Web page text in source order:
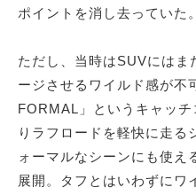
ポイントを消し去っていた。
ただし、当時はSUVにはま
ージさせるワイルド感が不
FORMAL」というキャッ
りラフロードを軽快に走る
ォーマルなシーンにも使え
展開。タフとはいわずにワ